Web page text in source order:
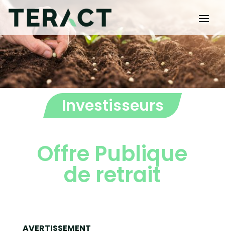
Investisseurs
Offre Publique
de retrait
AVERTISSEMENT